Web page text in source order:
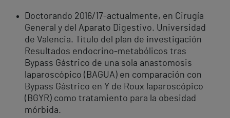
Doctorando 2016/17-actualmente, en Cirugía
General y del Aparato Digestivo. Universidad
de Valencia. Título del plan de investigación
Resultados endocrino-metabólicos tras
Bypass Gástrico de una sola anastomosis
laparoscópico (BAGUA) en comparación con
Bypass Gástrico en Y de Roux laparoscópico
(BGYR) como tratamiento para la obesidad
mórbida.